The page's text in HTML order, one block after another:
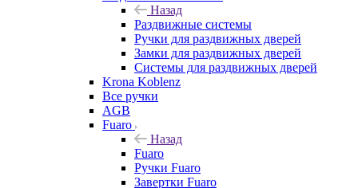
Назад
Раздвижные системы
Ручки для раздвижных дверей
Замки для раздвижных дверей
Системы для раздвижных дверей
Krona Koblenz
Все ручки
AGB
Fuaro
Назад
Fuaro
Ручки Fuaro
Завертки Fuaro